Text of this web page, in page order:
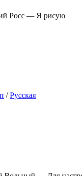
/Русская